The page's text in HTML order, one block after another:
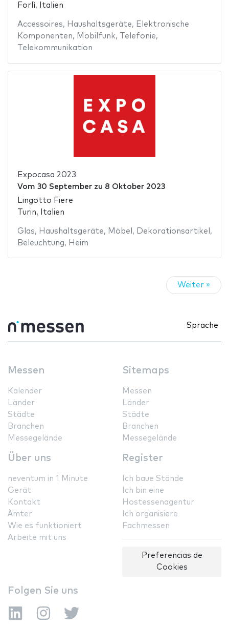
Forlì, Italien
Accessoires, Haushaltsgeräte, Elektronische
Komponenten, Mobilfunk, Telefonie,
Telekommunikation
Expocasa 2023
Vom 30 Septemberzu 8 Oktober 2023
Lingotto Fiere
Turin, Italien
Glas, Haushaltsgeräte, Möbel , Dekorationsartikel ,
Beleuchtung, Heim
Weiter »
Sprache
Messen
Kalender
Länder
Städte
Branchen
Messegelände
Sitemaps
Messen
Länder
Städte
Branchen
Messegelände
Über uns
neventum in 1 Minute
Gerät
Kontakt
Ämter
Wie es funktioniert
Arbeite mit uns
Register
Ich baue Stände
Ich bin eine
Hostessenagentur
Ich organisiere
Fachmessen
Preferencias de
Cookies
Folgen Sie uns